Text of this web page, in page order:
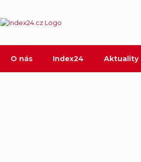
O nás Index24 Aktuality